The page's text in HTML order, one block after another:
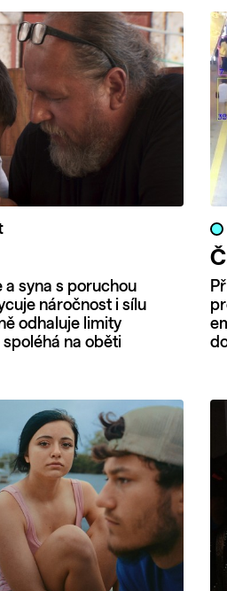
a syna s poruchou
náročnost i sílu
odhaluje limity
na oběti